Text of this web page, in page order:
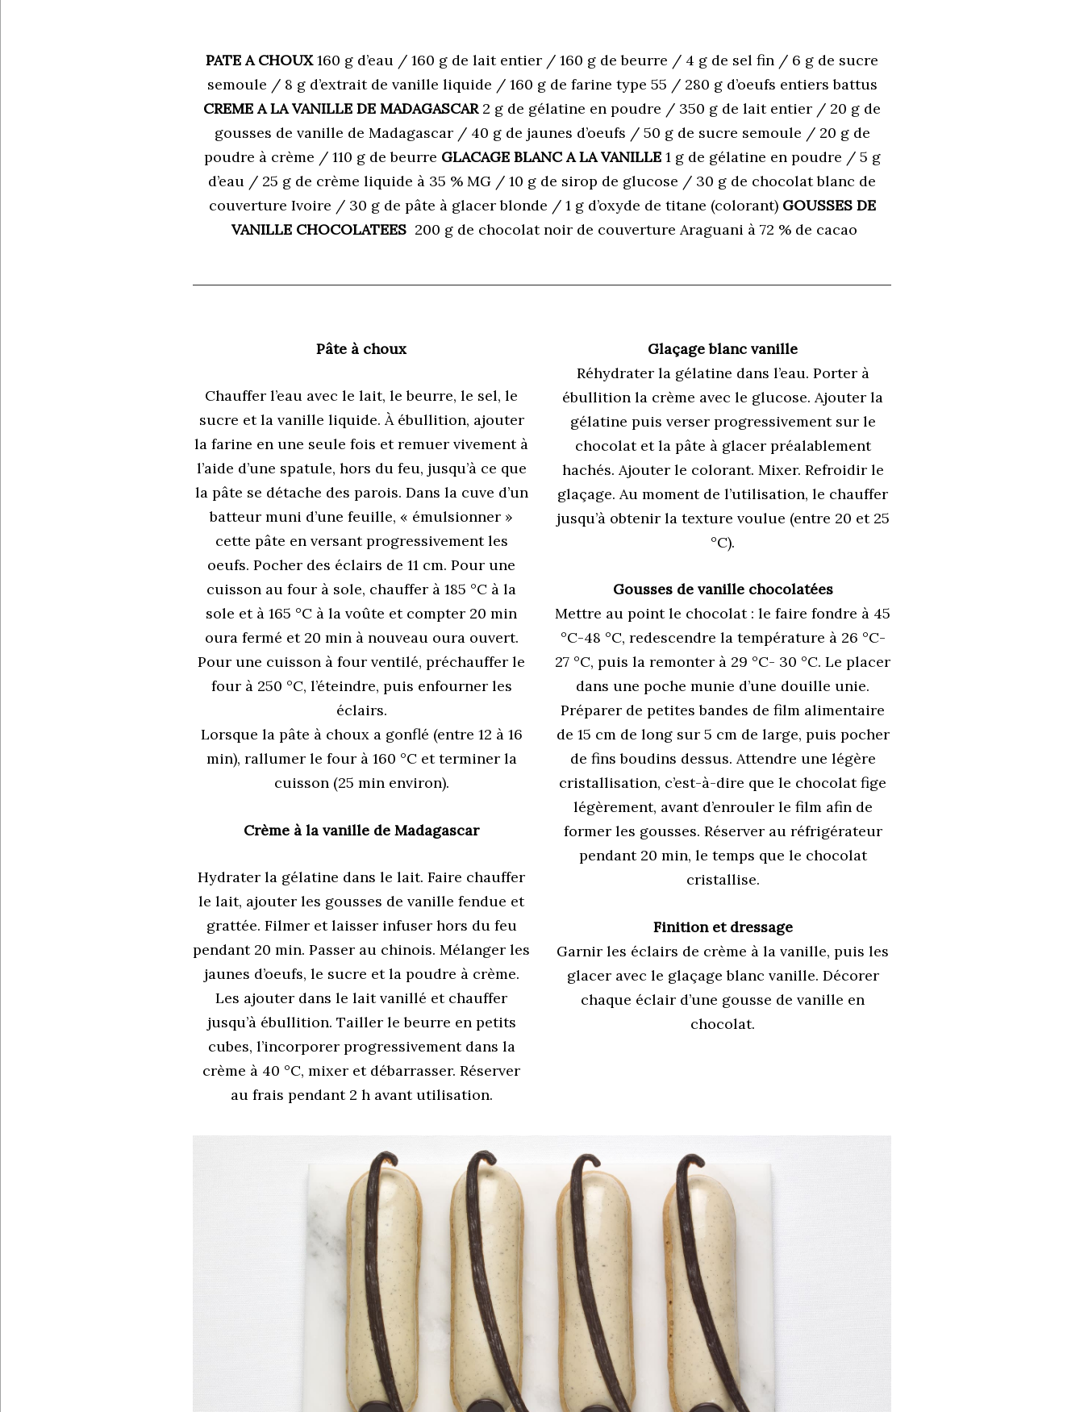
PATE A CHOUX160 g d’eau / 160 g de lait entier / 160 g de beurre / 4 g de sel fin / 6 g de sucre
semoule / 8 g d’extrait de vanille liquide / 160 g de farine type 55 / 280 g d’oeufs entiers battus
CREME A LA VANILLE DE MADAGASCAR2 g de gélatine en poudre / 350 g de lait entier / 20 g de
gousses de vanille de Madagascar / 40 g de jaunes d’oeufs / 50 g de sucre semoule / 20 g de
poudre à crème / 110 g de beurre GLACAGE BLANC A LA VANILLE1 g de gélatine en poudre / 5 g
d’eau / 25 g de crème liquide à 35 % MG / 10 g de sirop de glucose / 30 g de chocolat blanc de
couverture Ivoire / 30 g de pâte à glacer blonde / 1 g d’oxyde de titane (colorant) GOUSSES DE
VANILLE CHOCOLATEES 200 g de chocolat noir de couverture Araguani à 72 % de cacao
Pâte à choux
Chauffer l’eau avec le lait, le beurre, le sel, le
sucre et la vanille liquide. À ébullition, ajouter
la farine en une seule fois et remuer vivement à
l’aide d’une spatule, hors du feu, jusqu’à ce que
la pâte se détache des parois. Dans la cuve d’un
batteur muni d’une feuille, « émulsionner »
cette pâte en versant progressivement les
oeufs. Pocher des éclairs de 11 cm. Pour une
cuisson au four à sole, chauffer à 185 °C à la
sole et à 165 °C à la voûte et compter 20 min
oura fermé et 20 min à nouveau oura ouvert.
Pour une cuisson à four ventilé, préchauffer le
four à 250 °C, l’éteindre, puis enfourner les
éclairs.
Lorsque la pâte à choux a gonflé (entre 12 à 16
min), rallumer le four à 160 °C et terminer la
cuisson (25 min environ).
Crème à la vanille de Madagascar
Hydrater la gélatine dans le lait. Faire chauffer
le lait, ajouter les gousses de vanille fendue et
grattée. Filmer et laisser infuser hors du feu
pendant 20 min. Passer au chinois. Mélanger les
jaunes d’oeufs, le sucre et la poudre à crème.
Les ajouter dans le lait vanillé et chauffer
jusqu’à ébullition. Tailler le beurre en petits
cubes, l’incorporer progressivement dans la
crème à 40 °C, mixer et débarrasser. Réserver
au frais pendant 2 h avant utilisation.
Glaçage blanc vanille
Réhydrater la gélatine dans l’eau. Porter à
ébullition la crème avec le glucose. Ajouter la
gélatine puis verser progressivement sur le
chocolat et la pâte à glacer préalablement
hachés. Ajouter le colorant. Mixer. Refroidir le
glaçage. Au moment de l’utilisation, le chauffer
jusqu’à obtenir la texture voulue (entre 20 et 25
°C).
Gousses de vanille chocolatées
Mettre au point le chocolat : le faire fondre à 45
°C-48 °C, redescendre la température à 26 °C-
27 °C, puis la remonter à 29 °C- 30 °C. Le placer
dans une poche munie d’une douille unie.
Préparer de petites bandes de film alimentaire
de 15 cm de long sur 5 cm de large, puis pocher
de fins boudins dessus. Attendre une légère
cristallisation, c’est-à-dire que le chocolat fige
légèrement, avant d’enrouler le film afin de
former les gousses. Réserver au réfrigérateur
pendant 20 min, le temps que le chocolat
cristallise.
Finition et dressage
Garnir les éclairs de crème à la vanille, puis les
glacer avec le glaçage blanc vanille. Décorer
chaque éclair d’une gousse de vanille en
chocolat.